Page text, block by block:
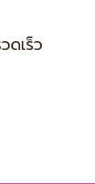
ดเร็ว